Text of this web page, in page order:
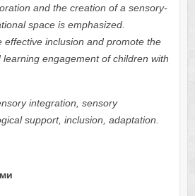
and the creation of a sensory-
space is emphasized.
effective inclusion and promote the
engagement of children with
integration, sensory
support, inclusion, adaptation.